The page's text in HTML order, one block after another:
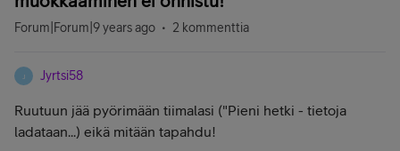
Forum|Forum|9 years ago 2 kommenttia
J Jyrtsi58
Ruutuun jää pyörimään tiimalasi ("Pieni hetki - tietoja
ladataan...) eikä mitään tapahdu!